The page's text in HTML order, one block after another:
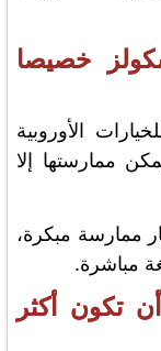
خصيصا
الأوروبية
ممارستها إلا
ممارسة مبكرة،
مباشرة.
تكون أكثر